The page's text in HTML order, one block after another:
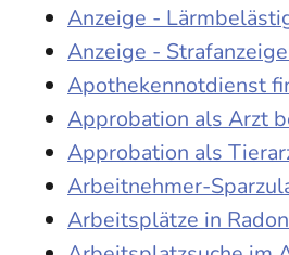
Anzeige -
Anzeige -
Apothekennotdienst
Approbation als Arzt
Approbation als
Arbeitnehmer-
Arbeitsplätze in